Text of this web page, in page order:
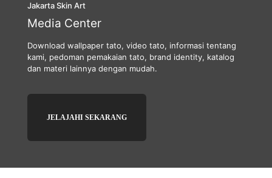
Jakarta Skin Art
Media Center
Download wallpaper tato, video tato, informasi tentang
kami, pedoman pemakaian tato, brand identity, katalog
dan materi lainnya dengan mudah.
JELAJAHI SEKARANG